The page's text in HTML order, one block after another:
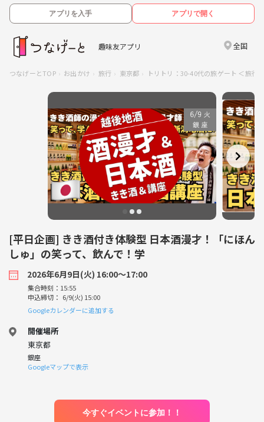
アプリを入手 アプリで開く
趣味友アプリ 全国
つなげーとTOP お出かけ 旅行 東京都 トリトリ：30-40代の旅ゲート ＜旅行
[平日企画] きき酒付き体験型 日本酒漫才！「にほん
しゅ」の笑って、飲んで！学
2026年6月9日(火) 16:00〜17:00
集合時刻：15:55
申込締切： 6/9(火) 15:00
Googleカレンダーに追加する
開催場所
東京都
銀座
Googleマップで表示
今すぐイベントに参加！！